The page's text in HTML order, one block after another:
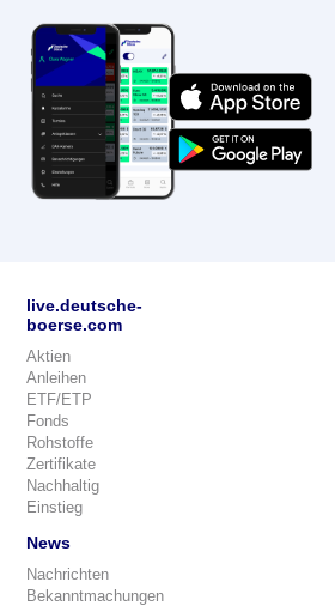
live.deutsche-
boerse.com
Aktien
Anleihen
ETF/ETP
Fonds
Rohstoffe
Zertifikate
Nachhaltig
Einstieg
News
Nachrichten
Bekanntmachungen